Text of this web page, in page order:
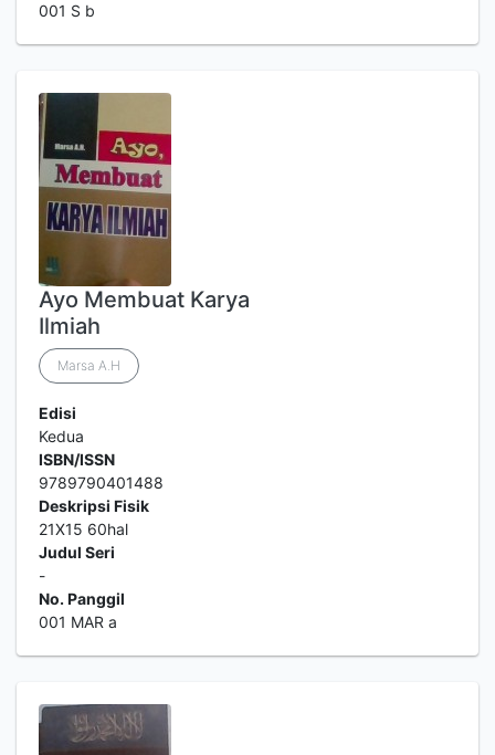
001 S b
Ayo Membuat Karya
Ilmiah
Marsa A.H
Edisi
Kedua
ISBN/ISSN
9789790401488
Deskripsi Fisik
21X15 60hal
Judul Seri
-
No. Panggil
001 MAR a